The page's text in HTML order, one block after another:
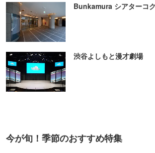
Bunkamura シアターコ
渋谷よしもと漫才劇場
今が旬！季節のおすすめ特集